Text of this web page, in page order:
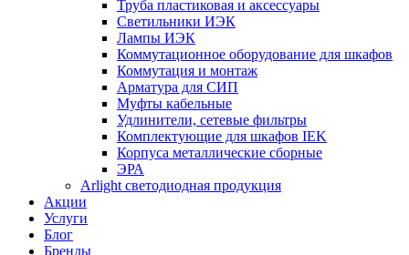
Труба пластиковая и аксессуары
Светильники ИЭК
Лампы ИЭК
Коммутационное оборудование для шкафов
Коммутация и монтаж
Арматура для СИП
Муфты кабельные
Удлинители, сетевые фильтры
Комплектующие для шкафов IEK
Корпуса металлические сборные
ЭРА
Arlight светодиодная продукция
Акции
Услуги
Блог
Бренды